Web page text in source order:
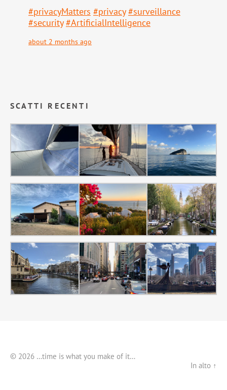
#privacyMatters #privacy #surveillance
#security #ArtificialIntelligence
about 2 months ago
SCATTI RECENTI
© 2026 …time is what you make of it…
In alto ↑